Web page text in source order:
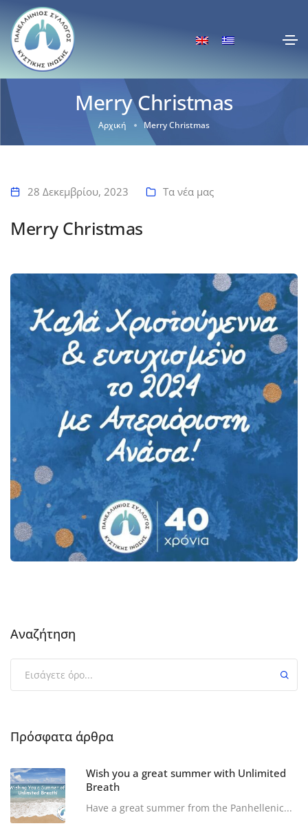
Merry Christmas
Αρχική Merry Christmas
28 Δεκεμβρίου, 2023 Τα νέα μας
Merry Christmas
Αναζήτηση
Πρόσφατα άρθρα
Wish you a great summer with Unlimited
Breath
Have a great summer from the Panhellenic...